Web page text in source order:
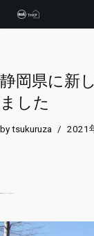
テ
ン
ツ
静岡県に新
ました
bytsukuruza 2021